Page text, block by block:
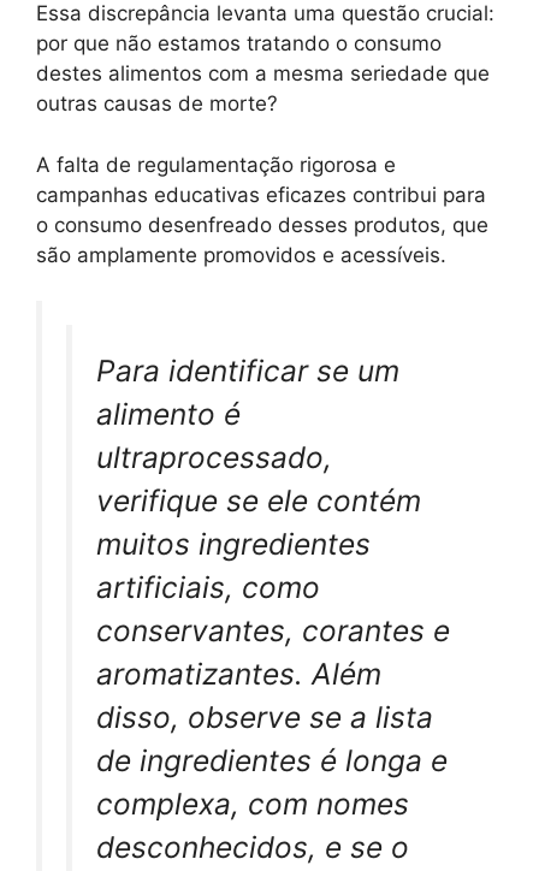
Essa discrepância levanta uma questão crucial:
por que não estamos tratando o consumo
destes alimentos com a mesma seriedade que
outras causas de morte?
A falta de regulamentação rigorosa e
campanhas educativas eficazes contribui para
o consumo desenfreado desses produtos, que
são amplamente promovidos e acessíveis.
Para identificar se um
alimento é
ultraprocessado,
verifique se ele contém
muitos ingredientes
artificiais, como
conservantes, corantes e
aromatizantes. Além
disso, observe se a lista
de ingredientes é longa e
complexa, com nomes
desconhecidos, e se o